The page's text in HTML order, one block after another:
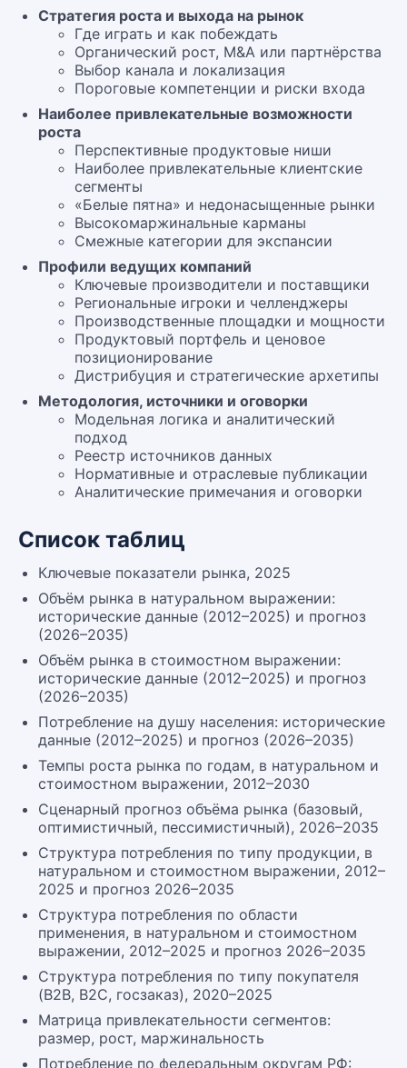
Стратегия роста и выхода на рынок
Где играть и как побеждать
Органический рост, M&A или партнёрства
Выбор канала и локализация
Пороговые компетенции и риски входа
Наиболее привлекательные возможности
роста
Перспективные продуктовые ниши
Наиболее привлекательные клиентские
сегменты
«Белые пятна» и недонасыщенные рынки
Высокомаржинальные карманы
Смежные категории для экспансии
Профили ведущих компаний
Ключевые производители и поставщики
Региональные игроки и челленджеры
Производственные площадки и мощности
Продуктовый портфель и ценовое
позиционирование
Дистрибуция и стратегические архетипы
Методология, источники и оговорки
Модельная логика и аналитический
подход
Реестр источников данных
Нормативные и отраслевые публикации
Аналитические примечания и оговорки
Список таблиц
Ключевые показатели рынка, 2025
Объём рынка в натуральном выражении:
исторические данные (2012–2025) и прогноз
(2026–2035)
Объём рынка в стоимостном выражении:
исторические данные (2012–2025) и прогноз
(2026–2035)
Потребление на душу населения: исторические
данные (2012–2025) и прогноз (2026–2035)
Темпы роста рынка по годам, в натуральном и
стоимостном выражении, 2012–2030
Сценарный прогноз объёма рынка (базовый,
оптимистичный, пессимистичный), 2026–2035
Структура потребления по типу продукции, в
натуральном и стоимостном выражении, 2012–
2025 и прогноз 2026–2035
Структура потребления по области
применения, в натуральном и стоимостном
выражении, 2012–2025 и прогноз 2026–2035
Структура потребления по типу покупателя
(B2B, B2C, госзаказ), 2020–2025
Матрица привлекательности сегментов:
размер, рост, маржинальность
Потребление по федеральным округам РФ: